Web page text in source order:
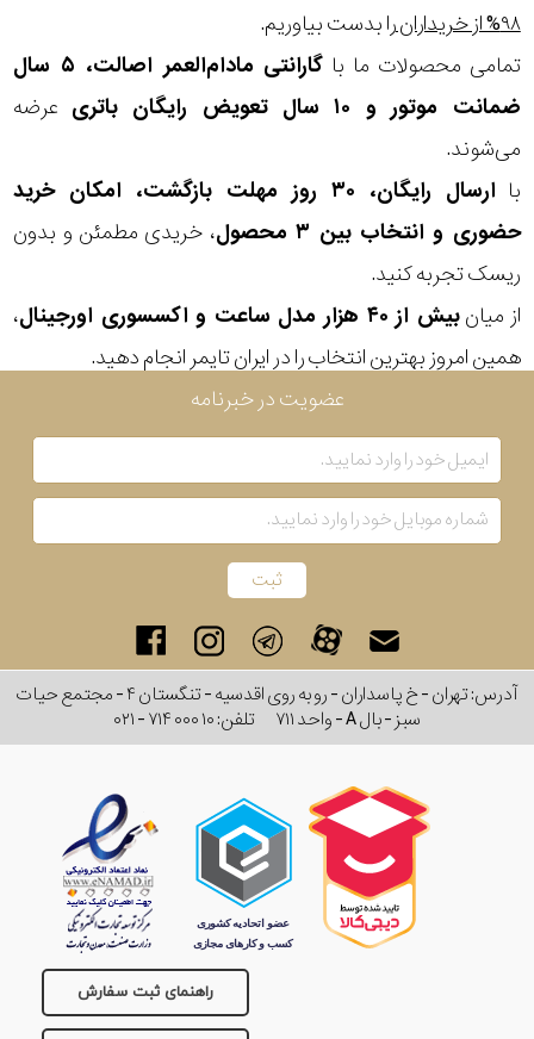
۹۸% از خریداران
را بدست بیاوریم.
تمامی محصولات ما با
گارانتی مادام‌العمر اصالت، ۵ سال
ضمانت موتور و ۱۰ سال تعویض رایگان باتری
عرضه
می‌شوند.
با
ارسال رایگان، ۳۰ روز مهلت بازگشت، امکان خرید
حضوری و انتخاب بین ۳ محصول
، خریدی مطمئن و بدون
ریسک تجربه کنید.
از میانبیش از ۴۰ هزار مدل ساعت و اکسسوری اورجینال
،
همین امروز بهترین انتخاب را در ایران تایمر انجام دهید.
عضویت در خبرنامه
آدرس: تهران - خ پاسداران - رو به روی اقدسیه - تنگستان ۴ - مجتمع حیات
سبز - بال A - واحد ۷۱۱
تلفن:۰۲۱ - ۷۱۴ ۰۰۰ ۱۰
راهنمای ثبت سفارش